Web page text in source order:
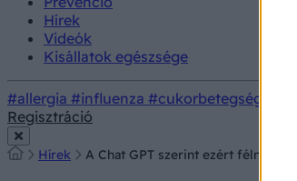
Hírek
Videók
Kisállatok egészsége
#allergia #influenza #cukorbetegség
Regisztráció
Hírek A Chat GPT szerint ezért félnek